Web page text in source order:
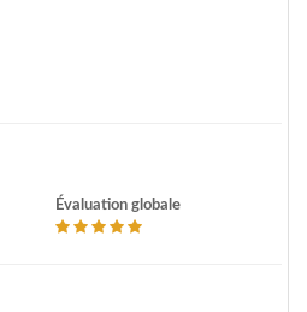
Évaluation globale